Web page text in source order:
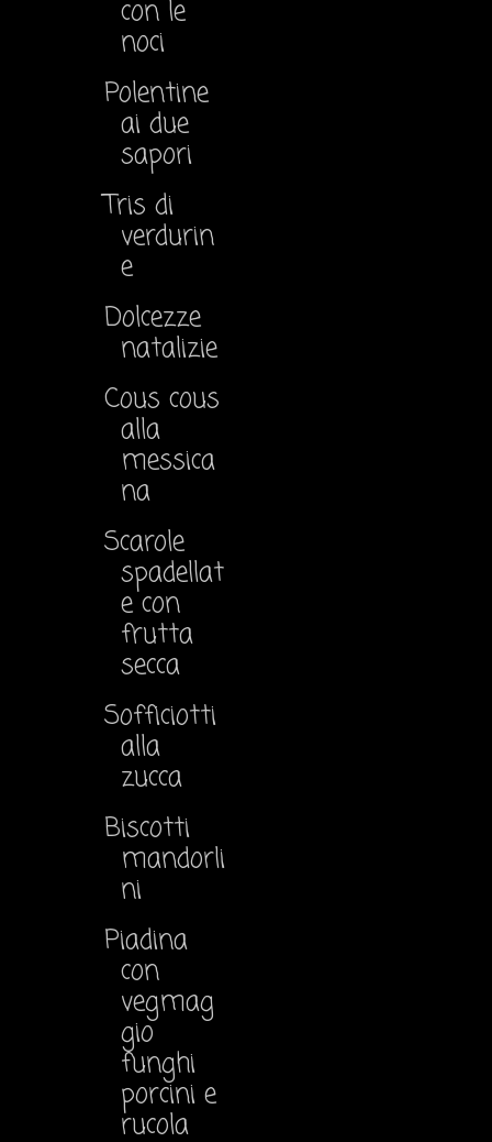
con le
noci
Polentine
ai due
sapori
Tris di
verdurin
e
Dolcezze
natalizie
Cous cous
alla
messica
na
Scarole
spadellat
e con
frutta
secca
Sofficiotti
alla
zucca
Biscotti
mandorli
ni
Piadina
con
vegmag
gio
funghi
porcini e
rucola